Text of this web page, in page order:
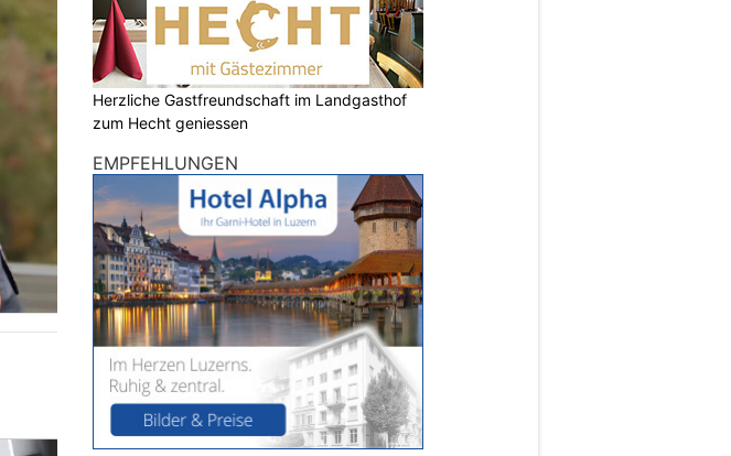
Herzliche Gastfreundschaft im Landgasthof
zum Hecht geniessen
EMPFEHLUNGEN